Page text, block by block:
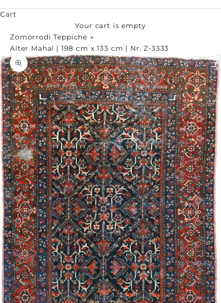
Cart
Your cart is empty
Zomorrodi Teppiche
Alter Mahal | 198 cm x 133 cm | Nr. Z-3333
Zoom picture